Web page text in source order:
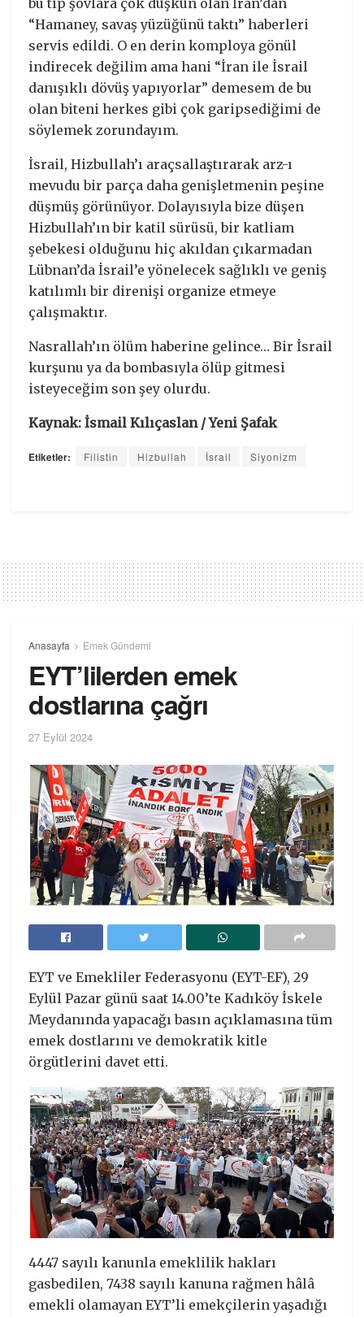
“Hamaney, savaş yüzüğünü taktı” haberleri
servis edildi. O en derin komploya gönül
indirecek değilim ama hani “İran ile İsrail
danışıklı dövüş yapıyorlar” demesem de bu
olan biteni herkes gibi çok garipsediğimi de
söylemek zorundayım.
İsrail, Hizbullah’ı araçsallaştırarak arz-ı
mevudu bir parça daha genişletmenin peşine
düşmüş görünüyor. Dolayısıyla bize düşen
Hizbullah’ın bir katil sürüsü, bir katliam
şebekesi olduğunu hiç akıldan çıkarmadan
Lübnan’da İsrail’e yönelecek sağlıklı ve geniş
katılımlı bir direnişi organize etmeye
çalışmaktır.
Nasrallah’ın ölüm haberine gelince… Bir İsrail
kurşunu ya da bombasıyla ölüp gitmesi
isteyeceğim son şey olurdu.
Kaynak: İsmail Kılıçaslan / Yeni Şafak
Etiketler: Filistin Hizbullah İsrail Siyonizm
Anasayfa Emek Gündemi
EYT’lilerden emek
dostlarına çağrı
27 Eylül 2024
EYT ve Emekliler Federasyonu (EYT-EF), 29
Eylül Pazar günü saat 14.00’te Kadıköy İskele
Meydanında yapacağı basın açıklamasına tüm
emek dostlarını ve demokratik kitle
örgütlerini davet etti.
4447 sayılı kanunla emeklilik hakları
gasbedilen, 7438 sayılı kanuna rağmen hâlâ
emekli olamayan EYT’li emekçilerin yaşadığı